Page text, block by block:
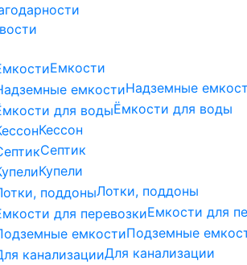
Емкости
Надземные
Ёмкости для воды
Кессон
Септик
Купели
Лотки, поддоны
Емкости для
Подземные
Для канализации